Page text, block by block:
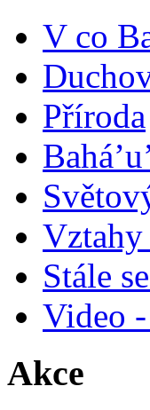
V co
Příroda
Vztahy
Stále
Video
Akce